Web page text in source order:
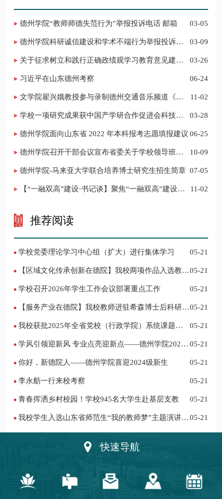
德州学院“教师师德失范行为”举报投诉电话 邮箱 03-05
德州学院科研诚信建设和学术不端行为举报投诉电
03-09
03-26
习近平在山东德州考察 06-24
​文学院翟兴娥教授参与录制德州交通音乐频道《科
11-02
学校一项研究成果获中国产学研合作促进会科技创
03-28
德州学院面向山东省 2022 年本科报考志愿填报建议 06-25
​德州学院召开干部会议宣布省委关于学校领导班子
10-09
德州学院-马来亚大学联合培养博士研究生招生简章 07-05
11-02
推荐阅读
学校党委理论学习中心组（扩大）进行集体学习 05-21
05-21
学校召开2026年学生工作会议部署重点工作 05-21
05-21
我校获批2025年全省党校（行政学院）系统课题立
05-21
学风引领迎新风 专业点亮迎新点——德州学院2024
05-21
你好，新德院人——德州学院喜迎2024级新生 05-21
李永舫一行来校考察 05-21
青春挥洒乡村校园！学校945名大学生赴基层支教 05-21
我校学生入选山东省师范生“我的教师梦”主题演讲活
05-21
快速导航